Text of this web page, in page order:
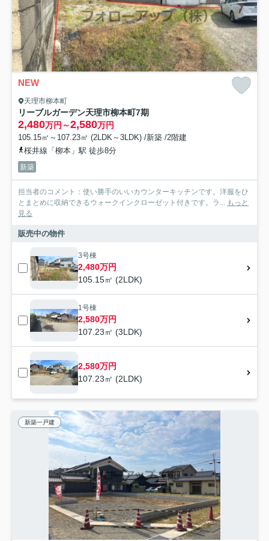
NEW
天理市柳本町
リーブルガーデン天理市柳本町7期
2,480万円～2,580万円
105.15㎡～107.23㎡ (2LDK～3LDK) /新築 /2階建
桜井線「柳本」駅 徒歩8分
新築
担当者のコメント：使い勝手のいいカウンターキッチンです。洋服をひ
とまとめに収納できるウォークインクローゼット付きです。ラ... もっと
見る
販売中の物件
3号棟
2,480万円
105.15㎡ (2LDK)
1号棟
2,580万円
107.23㎡ (3LDK)
2,580万円
107.23㎡ (2LDK)
新築一戸建